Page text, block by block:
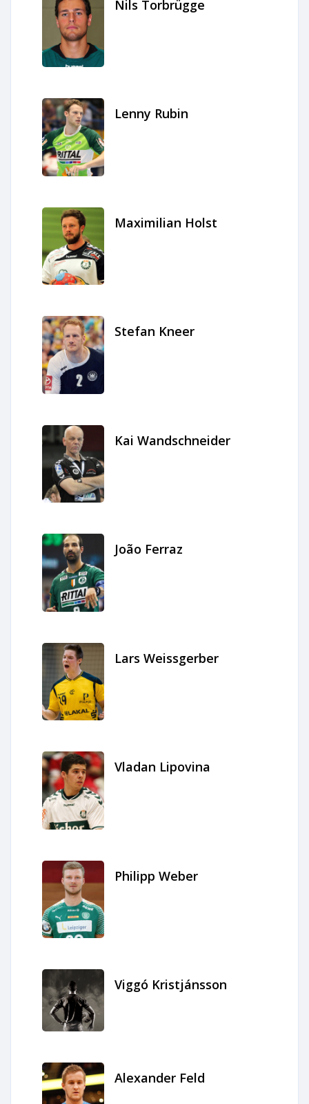
Nils Torbrügge
Lenny Rubin
Maximilian Holst
Stefan Kneer
Kai Wandschneider
João Ferraz
Lars Weissgerber
Vladan Lipovina
Philipp Weber
Viggó Kristjánsson
Alexander Feld